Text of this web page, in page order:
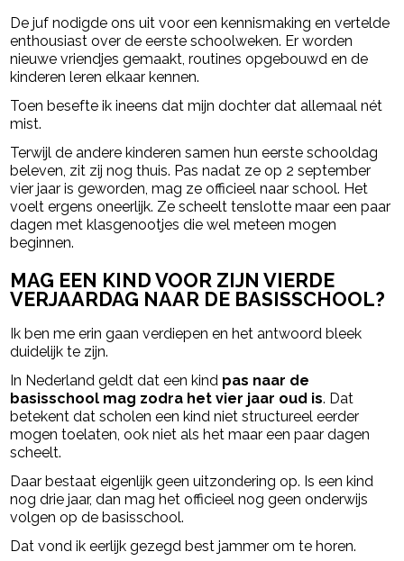
De juf nodigde ons uit voor een kennismaking en vertelde
enthousiast over de eerste schoolweken. Er worden
nieuwe vriendjes gemaakt, routines opgebouwd en de
kinderen leren elkaar kennen.
Toen besefte ik ineens dat mijn dochter dat allemaal nét
mist.
Terwijl de andere kinderen samen hun eerste schooldag
beleven, zit zij nog thuis. Pas nadat ze op 2 september
vier jaar is geworden, mag ze officieel naar school. Het
voelt ergens oneerlijk. Ze scheelt tenslotte maar een paar
dagen met klasgenootjes die wel meteen mogen
beginnen.
MAG EEN KIND VOOR ZIJN VIERDE
VERJAARDAG NAAR DE BASISSCHOOL?
Ik ben me erin gaan verdiepen en het antwoord bleek
duidelijk te zijn.
In Nederland geldt dat een kind pas naar de
basisschool mag zodra het vier jaar oud is. Dat
betekent dat scholen een kind niet structureel eerder
mogen toelaten, ook niet als het maar een paar dagen
scheelt.
Daar bestaat eigenlijk geen uitzondering op. Is een kind
nog drie jaar, dan mag het officieel nog geen onderwijs
volgen op de basisschool.
Dat vond ik eerlijk gezegd best jammer om te horen.